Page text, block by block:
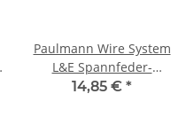
Paulmann Wire System
L&E Spannfeder-
Wandanschluss 1 Paar
14,85 € *